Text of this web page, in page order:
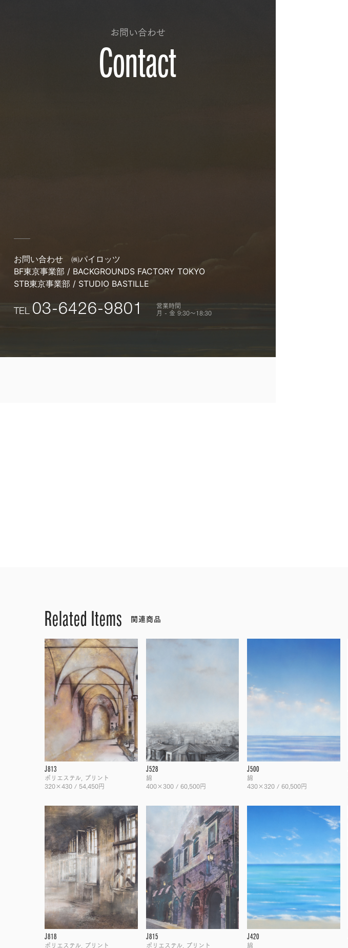
お問い合わせ
Contact
お問い合わせ
㈱パイロッツ
BF東京事業部 / BACKGROUNDS FACTORY TOKYO
STB東京事業部 / STUDIO BASTILLE
TEL 03-6426-9801 営業時間
月 - 金 9:30〜18:30
Related Items 関連商品
J813
ポリエステル, プリント
320×430 / 54,450円
J528
綿
400×300 / 60,500円
J500
綿
430×320 / 60,500円
J818
ポリエステル, プリント
J815
ポリエステル, プリント
J420
綿